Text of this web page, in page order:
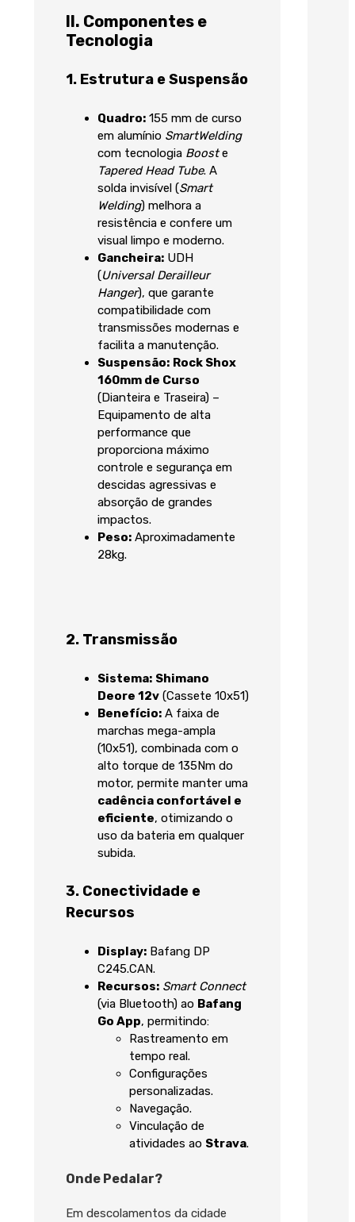
II. Componentes e
Tecnologia
1. Estrutura e Suspensão
Quadro:155 mm de curso
em alumínio SmartWelding
com tecnologia Booste
Tapered Head Tube. A
solda invisível (Smart
Welding) melhora a
resistência e confere um
visual limpo e moderno.
Gancheira:UDH
(Universal Derailleur
Hanger), que garante
compatibilidade com
transmissões modernas e
facilita a manutenção.
Suspensão: Rock Shox
160mmde Curso
(Dianteira e Traseira) –
Equipamento de alta
performance que
proporciona máximo
controle e segurança em
descidas agressivas e
absorção de grandes
impactos.
Peso:Aproximadamente
28kg.
2. Transmissão
Sistema: Shimano
Deore 12v(Cassete 10x51)
Benefício:A faixa de
marchas mega-ampla
(10x51), combinada com o
alto torque de 135Nmdo
motor, permite manter uma
cadência confortável e
eficiente, otimizando o
uso da bateria em qualquer
subida.
3. Conectividade e
Recursos
Display:Bafang DP
C245.CAN.
Recursos: Smart Connect
(via Bluetooth) ao Bafang
Go App, permitindo:
Rastreamento em
tempo real.
Configurações
personalizadas.
Navegação.
Vinculação de
atividades ao Strava.
Onde Pedalar?
Em descolamentos da cidade